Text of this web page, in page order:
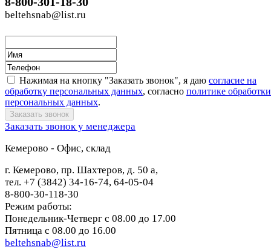
beltehsnab@list.ru
Нажимая на кнопку "Заказать звонок", я даю согласие на
обработку персональных данных, согласно политике обработки
персональных данных.
Заказать звонок у менеджера
Кемерово - Офис, склад
г. Кемерово, пр. Шахтеров, д. 50 а,
тел. +7 (3842) 34-16-74, 64-05-04
8-800-30-118-30
Режим работы:
Понедельник-Четверг с 08.00 до 17.00
Пятница с 08.00 до 16.00
beltehsnab@list.ru